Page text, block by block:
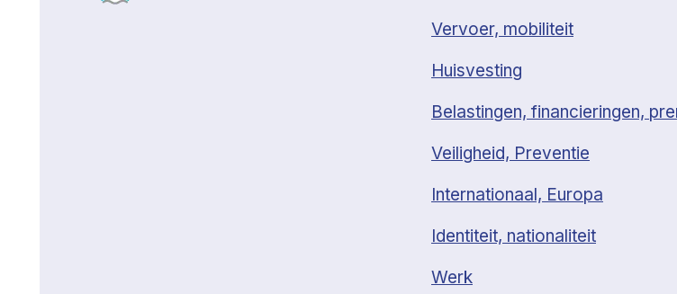
Vervoer, mobiliteit
Huisvesting
Belastingen, financieringen,
Veiligheid, Preventie
Internationaal, Europa
Identiteit, nationaliteit
Werk